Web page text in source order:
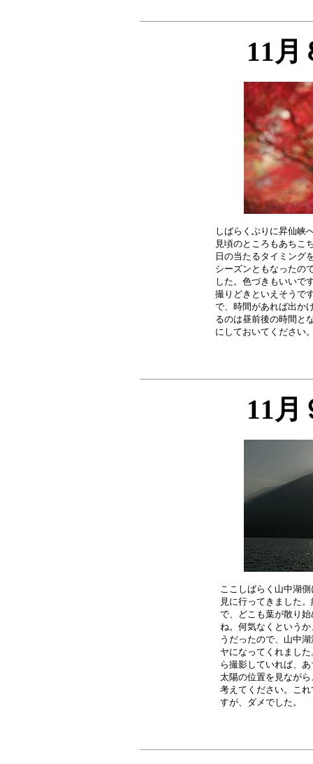
11月
しばらくぶりに昇仙峡
見頃のところもあちこ
日の当たるタイミング
シーズンともなったの
した。色づきもいいで
撮りどきといえそうで
で、時間があれば出か
るのは昼前後の時間と
11月
ここしばらく山中湖
見に行ってきました
で、どこも葉が散り
ね。何気なくという
うだったので、山中
ヤになってくれまし
ら撮影していれば、
太陽の位置を見なが
考えてください。こ